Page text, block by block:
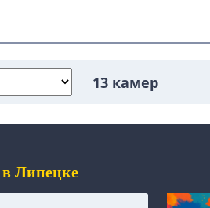
13 камер
в Липецке